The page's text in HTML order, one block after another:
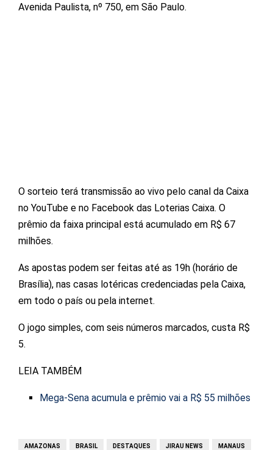
Avenida Paulista, nº 750, em São Paulo.
O sorteio terá transmissão ao vivo pelo canal da Caixa
no YouTube e no Facebook das Loterias Caixa. O
prêmio da faixa principal está acumulado em R$ 67
milhões.
As apostas podem ser feitas até as 19h (horário de
Brasília), nas casas lotéricas credenciadas pela Caixa,
em todo o país ou pela internet.
O jogo simples, com seis números marcados, custa R$
5.
LEIA TAMBÉM
Mega-Sena acumula e prêmio vai a R$ 55 milhões
AMAZONAS BRASIL DESTAQUES JIRAU NEWS MANAUS